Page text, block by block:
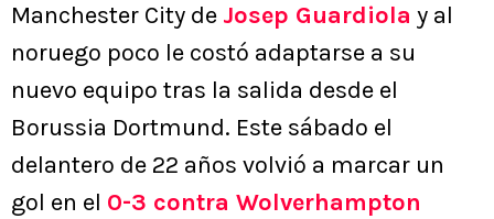
Manchester City de Josep Guardiola y al
noruego poco le costó adaptarse a su
nuevo equipo tras la salida desde el
Borussia Dortmund. Este sábado el
delantero de 22 años volvió a marcar un
gol en el 0-3 contra Wolverhampton